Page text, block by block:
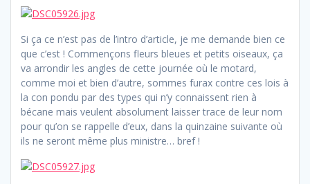
Si ça ce n’est pas de l’intro d’article, je me demande bien ce
que c’est ! Commençons fleurs bleues et petits oiseaux, ça
va arrondir les angles de cette journée où le motard,
comme moi et bien d’autre, sommes furax contre ces lois à
la con pondu par des types qui n’y connaissent rien à
bécane mais veulent absolument laisser trace de leur nom
pour qu’on se rappelle d’eux, dans la quinzaine suivante où
ils ne seront même plus ministre… bref !